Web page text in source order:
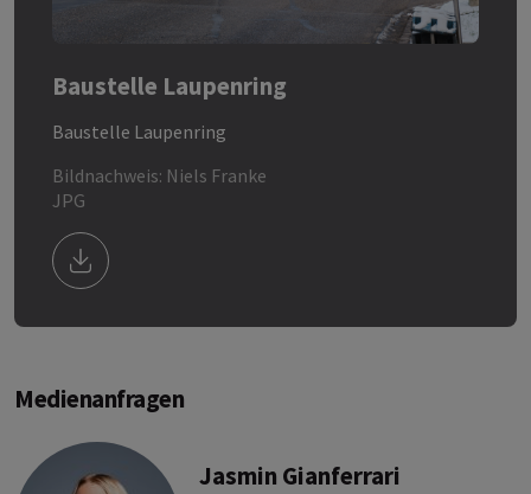
Baustelle Laupenring
Baustelle Laupenring
Bildnachweis: Niels Franke
JPG
Download Bild/Datei Baustelle Laupenring
Medienanfragen
Jasmin Gianferrari